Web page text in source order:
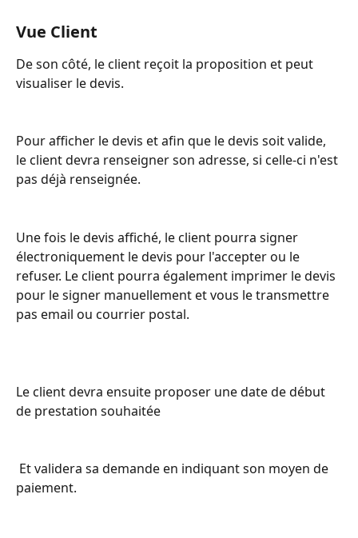
Vue Client
De son côté, le client reçoit la proposition et peut
visualiser le devis.
Pour afficher le devis et afin que le devis soit valide,
le client devra renseigner son adresse, si celle-ci n'est
pas déjà renseignée.
Une fois le devis affiché, le client pourra signer
électroniquement le devis pour l'accepter ou le
refuser. Le client pourra également imprimer le devis
pour le signer manuellement et vous le transmettre
pas email ou courrier postal.
Le client devra ensuite proposer une date de début
de prestation souhaitée
paiement.